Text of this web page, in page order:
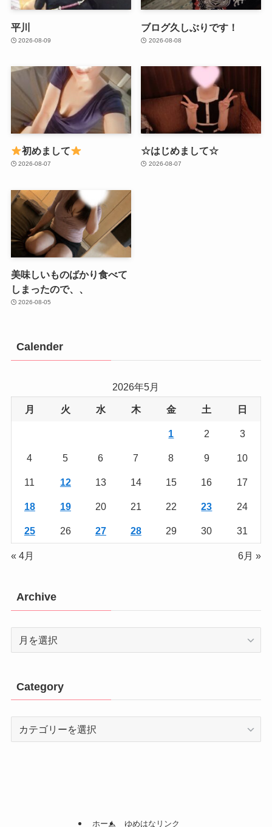
平川
2026-08-09
ブログ久しぶりです！
2026-08-08
初めまして
2026-08-07
☆はじめまして☆
2026-08-07
美味しいものばかり食べて
しまったので、、
2026-08-05
Calender
2026年5月
月 火 水 木 金 土 日
1 2 3
4 5 6 7 8 9 10
11 12 13 14 15 16 17
18 19 20 21 22 23 24
25 26 27 28 29 30 31
« 4月 6月 »
Archive
Archive
Category
Category
ホーム ゆめはなリンク